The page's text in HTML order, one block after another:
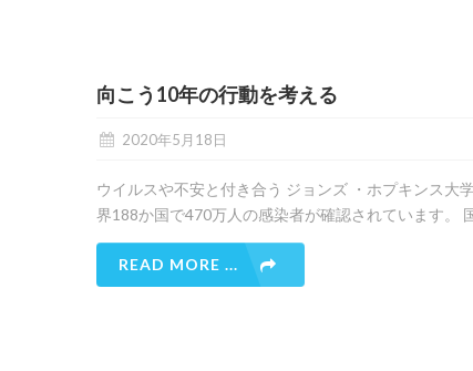
向こう10年の行動を考える
2020年5月18日
ウイルスや不安と付き合う ジョンズ ・ホプキンス
界188か国で470万人の感染者が確認されています。
READ MORE ...